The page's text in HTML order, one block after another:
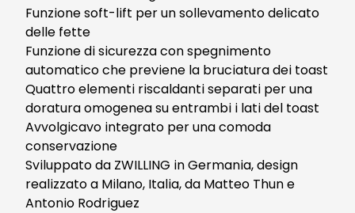
Funzione soft-lift per un sollevamento delicato
delle fette
Funzione di sicurezza con spegnimento
automatico che previene la bruciatura dei toast
Quattro elementi riscaldanti separati per una
doratura omogenea su entrambi i lati del toast
Avvolgicavo integrato per una comoda
conservazione
Sviluppato da ZWILLING in Germania, design
realizzato a Milano, Italia, da Matteo Thun e
Antonio Rodriguez